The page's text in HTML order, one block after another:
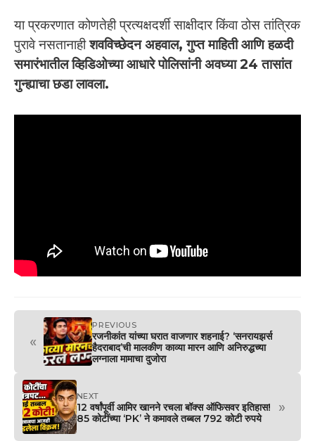
या प्रकरणात कोणतेही प्रत्यक्षदर्शी साक्षीदार किंवा ठोस तांत्रिक
पुरावे नसतानाहीशवविच्छेदन अहवाल, गुप्त माहिती आणि हळदी
समारंभातील व्हिडिओच्या आधारे पोलिसांनी अवघ्या 24 तासांत
गुन्ह्याचा छडा लावला.
«
PREVIOUS
रजनीकांत यांच्या घरात वाजणार शहनाई? ‘सनरायझर्स
हैदराबाद’ची मालकीण काव्या मारन आणि अनिरुद्धच्या
लग्नाला मामाचा दुजोरा
NEXT
12 वर्षांपूर्वी आमिर खानने रचला बॉक्स ऑफिसवर इतिहास!
85 कोटींच्या ‘PK’ ने कमावले तब्बल 792 कोटी रुपये
»